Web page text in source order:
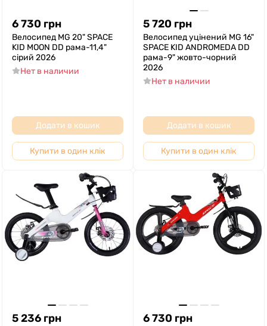
6 730 грн
Велосипед MG 20" SPACE
KID MOON DD рама-11,4"
сірий 2026
Нет в наличии
Додати в кошик
Купити в один клік
5 720 грн
Велосипед уцінений MG 16"
SPACE KID ANDROMEDA DD
рама-9" жовто-чорний
2026
Нет в наличии
Додати в кошик
Купити в один клік
5 236 грн 6 730 грн